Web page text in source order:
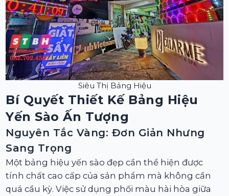
Siêu Thị Bảng Hiệu
Bí Quyết Thiết Kế Bảng Hiệu
Yến Sào Ấn Tượng
Nguyên Tắc Vàng: Đơn Giản Nhưng
Sang Trọng
Một bảng hiệu yến sào đẹp cần thể hiện được
tính chất cao cấp của sản phẩm mà không cần
quá cầu kỳ. Việc sử dụng phối màu hài hòa giữa